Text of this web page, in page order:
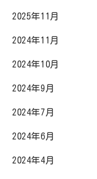
2025年11月
2024年11月
2024年10月
2024年9月
2024年7月
2024年6月
2024年4月